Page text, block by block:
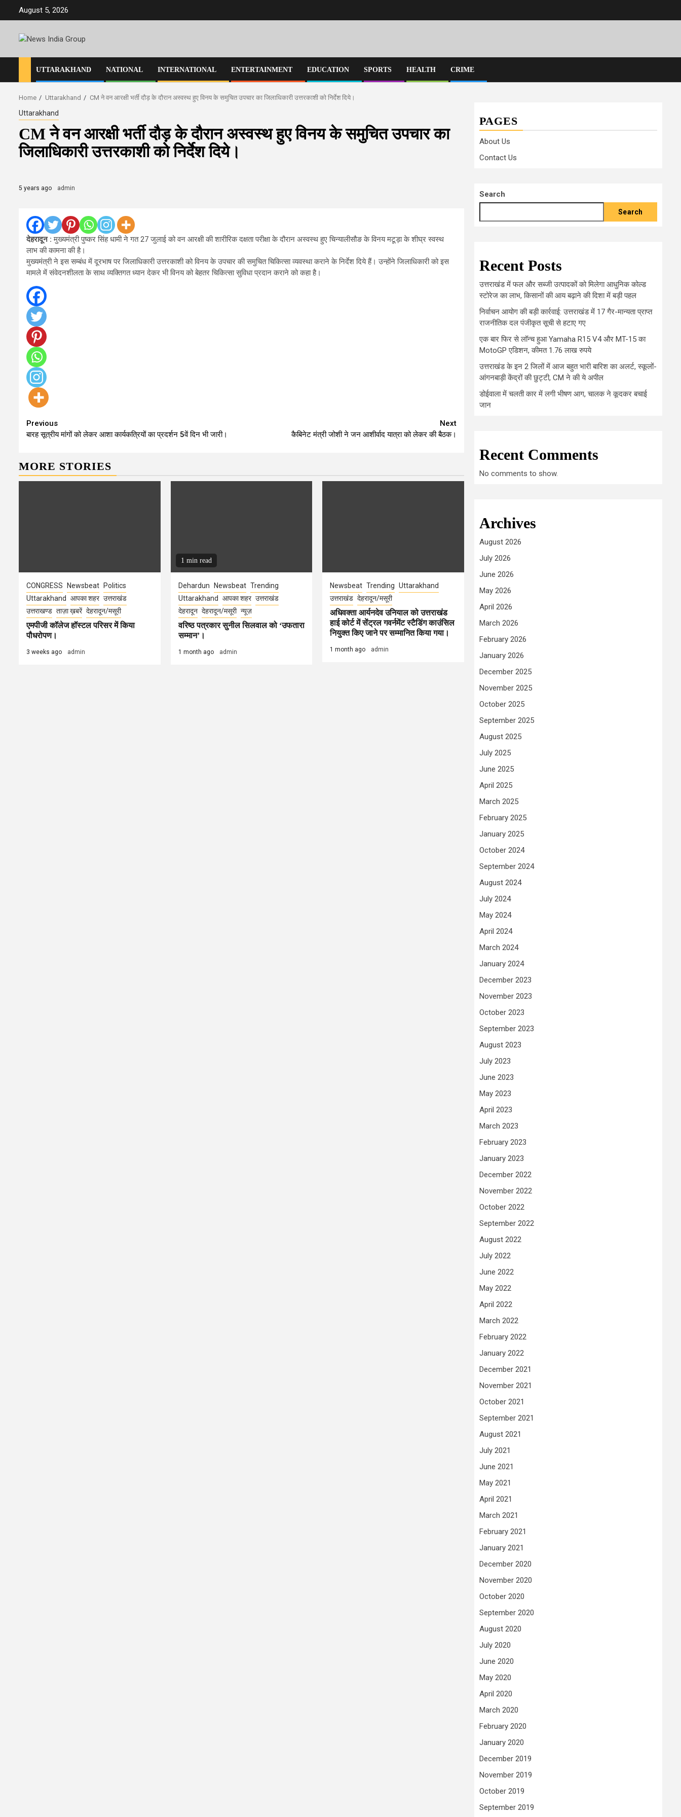
August 5, 2026
UTTARAKHAND NATIONAL INTERNATIONAL ENTERTAINMENT EDUCATION SPORTS HEALTH CRIME
Home Uttarakhand CM ने वन आरक्षी भर्ती दौड़ के दौरान अस्वस्थ हुए विनय के समुचित उपचार का जिलाधिकारी उत्तरकाशी को निर्देश दिये।
Uttarakhand
CM ने वन आरक्षी भर्ती दौड़ के दौरान अस्वस्थ हुए विनय के समुचित उपचार का
जिलाधिकारी उत्तरकाशी को निर्देश दिये।
5 years ago admin
देहरादून :मुख्यमंत्री पुष्कर सिंह धामी ने गत 27 जुलाई को वन आरक्षी की शारीरिक दक्षता परीक्षा के दौरान अस्वस्थ हुए चिन्यालीसौङ के विनय मटूड़ा के शीघ्र स्वस्थ
लाभ की कामना की है।
मुख्यमंत्री ने इस सम्बंध में दूरभाष पर जिलाधिकारी उत्तरकाशी को विनय के उपचार की समुचित चिकित्सा व्यवस्था कराने के निर्देश दिये हैं। उन्होंने जिलाधिकारी को इस
मामले में संवेदनशीलता के साथ व्यक्तिगत ध्यान देकर भी विनय को बेहतर चिकित्सा सुविधा प्रदान कराने को कहा है।
Continue
Reading
Previous
बारह सूत्रीय मांगों को लेकर आशा कार्यकत्रियों का प्रदर्शन 5वें दिन भी जारी।
Next
कैबिनेट मंत्री जोशी ने जन आशीर्वाद यात्रा को लेकर की बैठक।
MORE STORIES
CONGRESS Newsbeat
Politics
Uttarakhand
आपका शहर उत्तराखंड
उत्तराखण्ड ताज़ा ख़बरें देहरादून/मसूरी
एमपीजी कॉलेज हॉस्टल परिसर में किया
पौधरोपण।
3 weeks ago admin
1 min read
Dehardun Newsbeat Trending
Uttarakhand
आपका शहर उत्तराखंड
देहरादून देहरादून/मसूरी न्यूज़
वरिष्ठ पत्रकार सुनील सिलवाल को ‘उफतारा
सम्मान’।
1 month ago admin
Newsbeat Trending Uttarakhand
उत्तराखंड देहरादून/मसूरी
अधिवक्ता आर्यनदेव उनियाल को उत्तराखंड
हाई कोर्ट में सेंट्रल गवर्नमेंट स्टैडिंग काउंसिल
नियुक्त किए जाने पर सम्मानित किया गया।
1 month ago admin
PAGES
About Us
Contact Us
Search
Search
Recent Posts
उत्तराखंड में फल और सब्जी उत्पादकों को मिलेगा आधुनिक कोल्ड
स्टोरेज का लाभ, किसानों की आय बढ़ाने की दिशा में बड़ी पहल
निर्वाचन आयोग की बड़ी कार्रवाई: उत्तराखंड में 17 गैर-मान्यता प्राप्त
राजनीतिक दल पंजीकृत सूची से हटाए गए
एक बार फिर से लॉन्च हुआ Yamaha R15 V4 और MT-15 का
MotoGP एडिशन, कीमत 1.76 लाख रुपये
उत्तराखंड के इन 2 जिलों में आज बहुत भारी बारिश का अलर्ट, स्कूलों-
आंगनबाड़ी केंद्रों की छुट्टी, CM ने की ये अपील
डोईवाला में चलती कार में लगी भीषण आग, चालक ने कूदकर बचाई
जान
Recent Comments
No comments to show.
Archives
August 2026
July 2026
June 2026
May 2026
April 2026
March 2026
February 2026
January 2026
December 2025
November 2025
October 2025
September 2025
August 2025
July 2025
June 2025
April 2025
March 2025
February 2025
January 2025
October 2024
September 2024
August 2024
July 2024
May 2024
April 2024
March 2024
January 2024
December 2023
November 2023
October 2023
September 2023
August 2023
July 2023
June 2023
May 2023
April 2023
March 2023
February 2023
January 2023
December 2022
November 2022
October 2022
September 2022
August 2022
July 2022
June 2022
May 2022
April 2022
March 2022
February 2022
January 2022
December 2021
November 2021
October 2021
September 2021
August 2021
July 2021
June 2021
May 2021
April 2021
March 2021
February 2021
January 2021
December 2020
November 2020
October 2020
September 2020
August 2020
July 2020
June 2020
May 2020
April 2020
March 2020
February 2020
January 2020
December 2019
November 2019
October 2019
September 2019